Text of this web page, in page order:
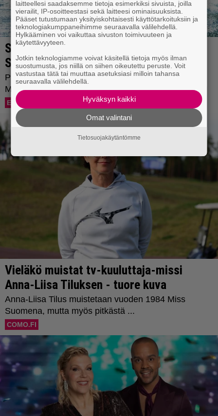
laitteellesi saadaksemme tietoja esimerkiksi sivuista, joilla
vierailit, IP-osoitteestasi sekä laitteesi ominaisuuksista.
Pääset tutustumaan yksityiskohtaisesti käyttötarkoituksiin ja
teknologiakumppaneihimme seuraavalla välilehdellä.
Hylkääminen voi vaikuttaa sivuston toimivuuteen ja
käytettävyyteen.
Jotkin teknologiamme voivat käsitellä tietoja myös ilman
suostumusta, jos niillä on siihen oikeutettu peruste. Voit
vastustaa tätä tai muuttaa asetuksiasi milloin tahansa
seuraavalla välilehdellä.
Hyväksyn kaikki
Omat valintani
Tietosuojakäytäntömme